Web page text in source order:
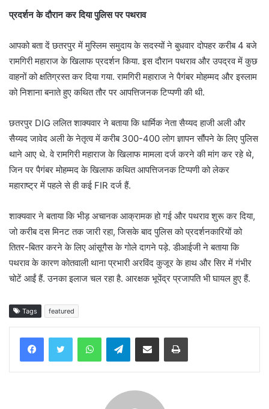
प्रदर्शन के दौरान कर दिया पुलिस पर पथराव
आपको बता दें छतरपुर में मुस्लिम समुदाय के सदस्यों ने बुधवार दोपहर करीब 4 बजे
रामगिरी महाराज के खिलाफ प्रदर्शन किया. इस दौरान पथराव और उपद्रव में कुछ
वाहनों को क्षतिग्रस्त कर दिया गया. रामगिरी महाराज ने पैगंबर मोहम्मद और इस्लाम
को निशाना बनाते हुए कथित तौर पर आपत्तिजनक टिप्पणी की थी.
छतरपुर DIG ललित शाक्यवार ने बताया कि धार्मिक नेता सैय्यद हाजी अली और
सैय्यद जावेद अली के नेतृत्व में करीब 300-400 लोग ज्ञापन सौंपने के लिए पुलिस
थाने आए थे. वे रामगिरी महाराज के खिलाफ मामला दर्ज करने की मांग कर रहे थे,
जिन पर पैगंबर मोहम्मद के खिलाफ कथित आपत्तिजनक टिप्पणी को लेकर
महाराष्ट्र में पहले से ही कई FIR दर्ज हैं.
शाक्यवार ने बताया कि भीड़ अचानक आक्रामक हो गई और पथराव शुरू कर दिया,
जो करीब दस मिनट तक जारी रहा, जिसके बाद पुलिस को प्रदर्शनकारियों को
तितर-बितर करने के लिए आंसूगैस के गोले दागने पड़े. डीआईजी ने बताया कि
पथराव के कारण कोतवाली थाना प्रभारी अरविंद कुजूर के हाथ और सिर में गंभीर
चोटें आईं हैं. उनका इलाज चल रहा है. आरक्षक भूपेंद्र प्रजापति भी घायल हुए हैं.
Tags featured
WhatsAppTelegramShare via Email Print